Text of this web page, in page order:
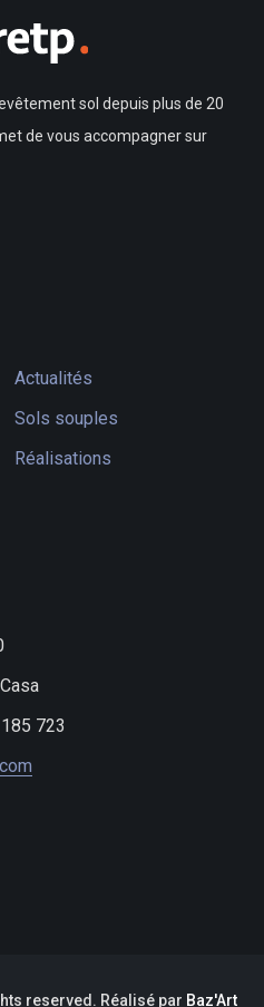
sol depuis plus de 20
de vous accompagner sur
Actualités
Sols souples
Réalisations
723
reserved. Réalisé par Baz'Art